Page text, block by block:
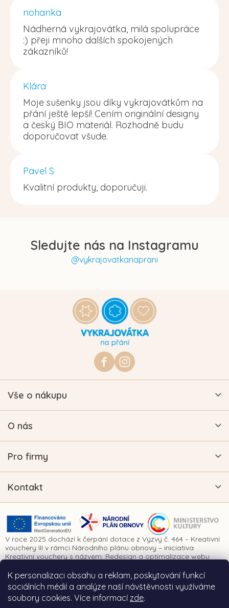
K personalizaci obsahu a reklam, poskytování funkcí
sociálních médií a analýze naší návštěvnosti využíváme
soubory cookies. Více informací zde.
nohanka
Nádherná vykrajovátka, milá spolupráce
:) přeji mnoho dalších spokojených
zákazníků!
Klára
Moje sušenky jsou díky vykrajovátkům na
přání ještě lepší! Cením originální designy
a český BIO materiál. Rozhodně budu
doporučovat všude.
Pavel S
Kvalitní produkty, doporučuji.
Sledujte nás na Instagramu
@vykrajovatkanaprani
https://www.facebook.com/
vykrajovatkanaprani.cz
Vše o nákupu
O nás
Pro firmy
Kontakt
V roce 2025 dochází k čerpání dotace z Výzvy č. 464 – Kreativní
vouchery III v rámci Národního plánu obnovy – iniciativa
Kreativní vouchery s názvem: Redesign a optimalizace webu
spoluúčasti Evropské unie prostřednictvím Národního plánu
obnovy a Ministerstva kultury České republiky.